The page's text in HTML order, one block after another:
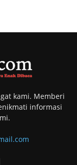
kami. Memberi
informasi